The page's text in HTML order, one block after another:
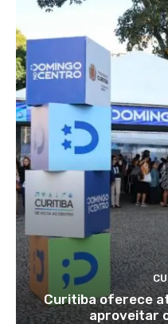
Curitiba oferece
aproveitar